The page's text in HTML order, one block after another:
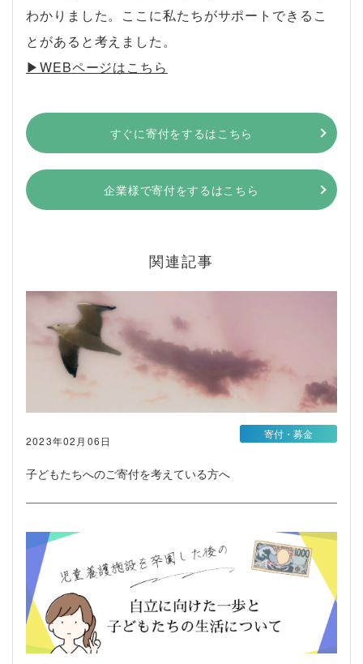
わかりました。ここに私たちがサポートできるこ
とがあると考えました。
▶︎WEBページはこちら
すぐに寄付をするはこちら
企業様で寄付をするはこちら
関連記事
2023年02月06日
子どもたちへのご寄付を考えている方へ
寄付・募金